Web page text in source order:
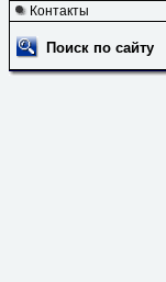
Контакты
Поиск по сайту